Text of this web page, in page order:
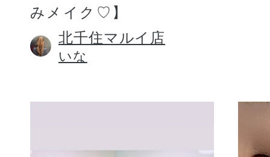
みメイク♡】
北千住マルイ店
いな